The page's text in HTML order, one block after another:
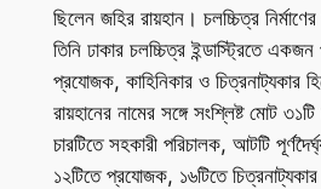
ছিলেন জহির রায়হান। চলচ্চিত্র
তিনি ঢাকার চলচ্চিত্র ইন্ডাস্ট্রিতে
প্রযোজক, কাহিনিকার ও চিত্রনাট্যকার
রায়হানের নামের সঙ্গে সংশ্লিষ্ট মোট
চারটিতে সহকারী পরিচালক, আটটি
১২টিতে প্রযোজক, ১৬টিতে